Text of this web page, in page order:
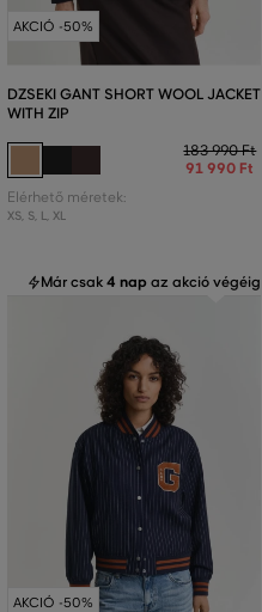
AKCIÓ -50%
DZSEKI GANT SHORT WOOL JACKET
WITH ZIP
183 990 Ft
91 990 Ft
Elérhető méretek:
XS, S, L XL
Már csak4 nap az akció végéig
AKCIÓ -50%